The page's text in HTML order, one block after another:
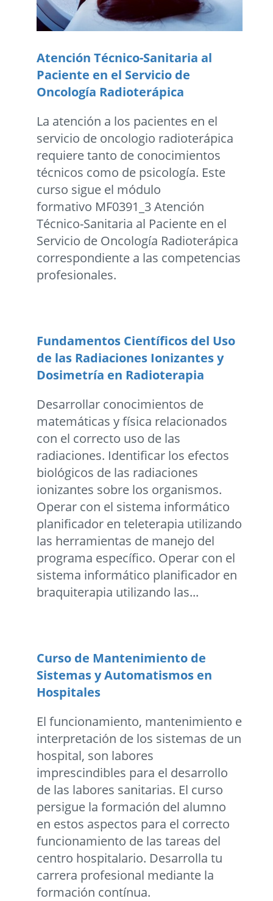
Atención Técnico-Sanitaria al
Paciente en el Servicio de
Oncologí­a Radioterápica
La atención a los pacientes en el
servicio de oncologio radioterápica
requiere tanto de conocimientos
técnicos como de psicología. Este
curso sigue el módulo
formativo MF0391_3 Atención
Técnico-Sanitaria al Paciente en el
Servicio de Oncologí­a Radioterápica
correspondiente a las competencias
profesionales.
Fundamentos Científicos del Uso
de las Radiaciones Ionizantes y
Dosimetría en Radioterapia
Desarrollar conocimientos de
matemáticas y física relacionados
con el correcto uso de las
radiaciones. Identificar los efectos
biológicos de las radiaciones
ionizantes sobre los organismos.
Operar con el sistema informático
planificador en teleterapia utilizando
las herramientas de manejo del
programa específico. Operar con el
sistema informático planificador en
braquiterapia utilizando las...
Curso de Mantenimiento de
Sistemas y Automatismos en
Hospitales
El funcionamiento, mantenimiento e
interpretación de los sistemas de un
hospital, son labores
imprescindibles para el desarrollo
de las labores sanitarias. El curso
persigue la formación del alumno
en estos aspectos para el correcto
funcionamiento de las tareas del
centro hospitalario. Desarrolla tu
carrera profesional mediante la
formación contínua.